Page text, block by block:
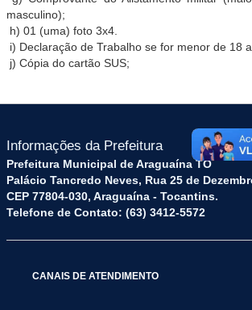
masculino);
h) 01 (uma) foto 3x4.
i) Declaração de Trabalho se for menor de 18
j) Cópia do cartão SUS;
Informações da Prefeitura
Prefeitura Municipal de Araguaína TO
Palácio Tancredo Neves, Rua 25 de
CEP 77804-030, Araguaína - Tocantins.
Telefone de Contato: (63) 3412-5572
CANAIS DE ATENDIMENTO